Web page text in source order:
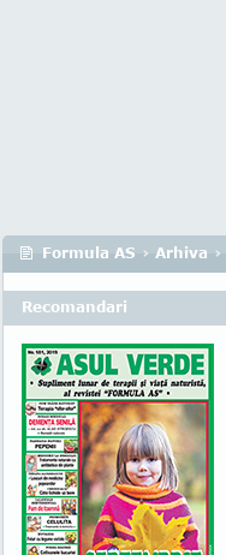
Formula AS › Arhiva ›
Recomandari